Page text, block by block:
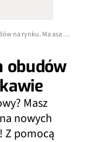
To jedna z najtańszych obudów na rynku. Ma asa w rękawie
obudów
Masz
nowych
Z pomocą